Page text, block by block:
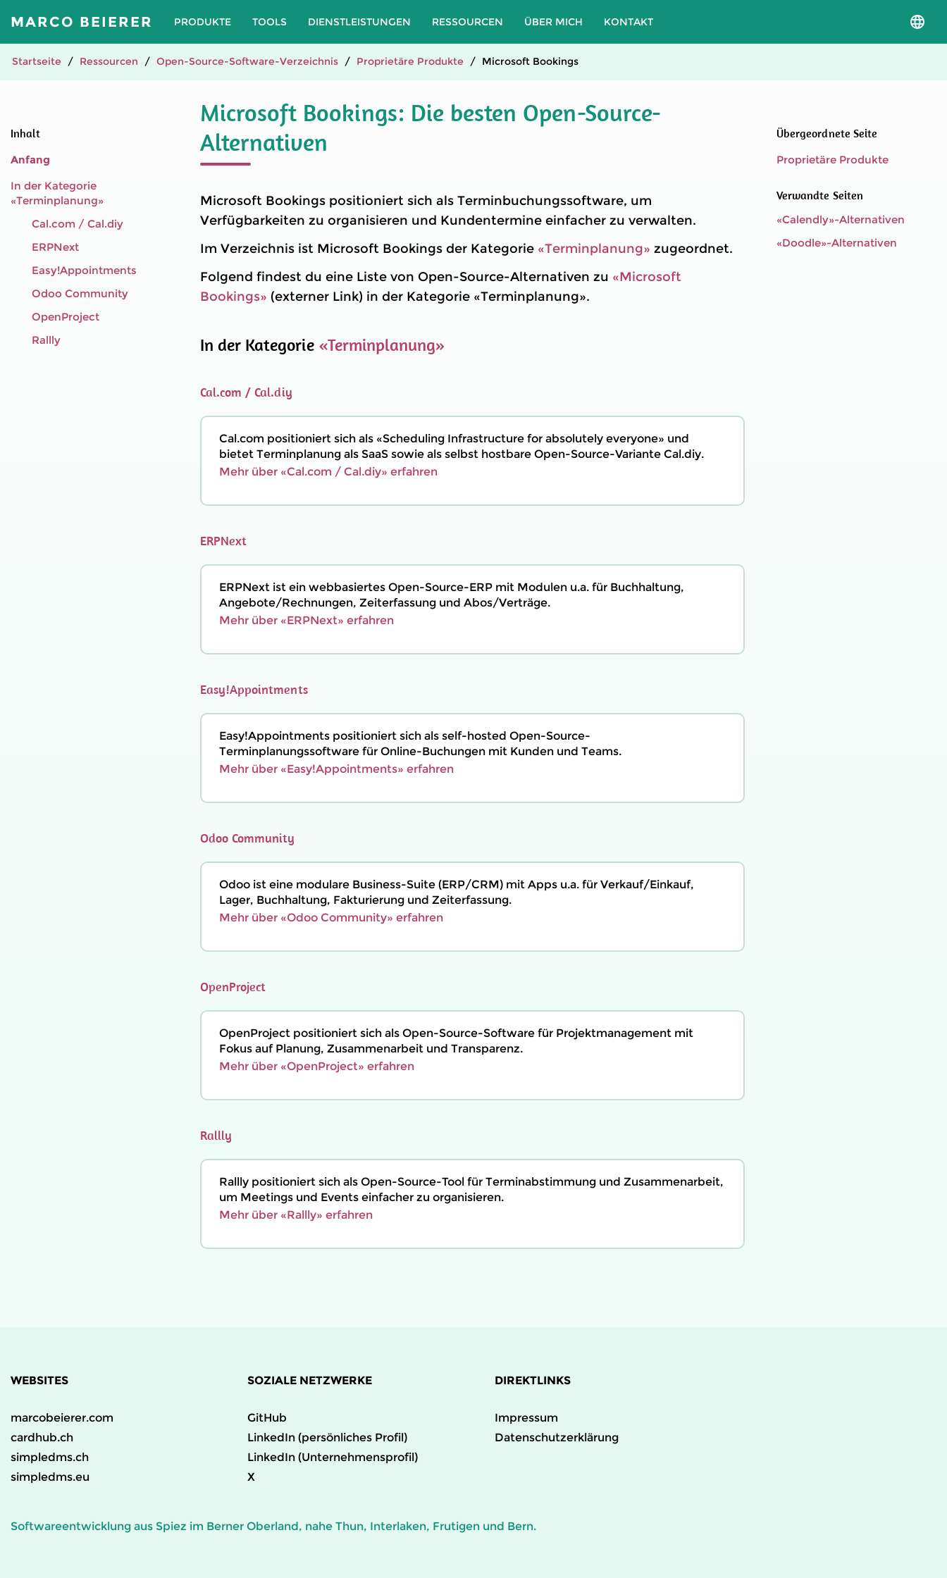
MARCO BEIERER PRODUKTE TOOLS DIENSTLEISTUNGEN RESSOURCEN ÜBER MICH KONTAKT
Startseite Ressourcen Open-Source-Software-Verzeichnis Proprietäre Produkte Microsoft Bookings
Inhalt
Anfang
In der Kategorie
«Terminplanung»
Cal.com / Cal.diy
ERPNext
Easy!Appointments
Odoo Community
OpenProject
Rallly
Microsoft Bookings: Die besten Open-Source-
Alternativen
Microsoft Bookings positioniert sich als Terminbuchungssoftware, um
Verfügbarkeiten zu organisieren und Kundentermine einfacher zu verwalten.
Im Verzeichnis ist Microsoft Bookings der Kategorie «Terminplanung» zugeordnet.
Folgend findest du eine Liste von Open-Source-Alternativen zu «Microsoft
Bookings» (externer Link) in der Kategorie «Terminplanung».
In der Kategorie «Terminplanung»
Cal.com / Cal.diy
Cal.com positioniert sich als «Scheduling Infrastructure for absolutely everyone» und
bietet Terminplanung als SaaS sowie als selbst hostbare Open-Source-Variante Cal.diy.
Mehr über «Cal.com / Cal.diy» erfahren
ERPNext
ERPNext ist ein webbasiertes Open-Source-ERP mit Modulen u.a. für Buchhaltung,
Angebote/Rechnungen, Zeiterfassung und Abos/Verträge.
Mehr über «ERPNext» erfahren
Easy!Appointments
Easy!Appointments positioniert sich als self-hosted Open-Source-
Terminplanungssoftware für Online-Buchungen mit Kunden und Teams.
Mehr über «Easy!Appointments» erfahren
Odoo Community
Odoo ist eine modulare Business-Suite (ERP/CRM) mit Apps u.a. für Verkauf/Einkauf,
Lager, Buchhaltung, Fakturierung und Zeiterfassung.
Mehr über «Odoo Community» erfahren
OpenProject
OpenProject positioniert sich als Open-Source-Software für Projektmanagement mit
Fokus auf Planung, Zusammenarbeit und Transparenz.
Mehr über «OpenProject» erfahren
Rallly
Rallly positioniert sich als Open-Source-Tool für Terminabstimmung und Zusammenarbeit,
um Meetings und Events einfacher zu organisieren.
Mehr über «Rallly» erfahren
Übergeordnete Seite
Proprietäre Produkte
Verwandte Seiten
«Calendly»-Alternativen
«Doodle»-Alternativen
WEBSITES
marcobeierer.com
cardhub.ch
simpledms.ch
simpledms.eu
SOZIALE NETZWERKE
GitHub
LinkedIn (persönliches Profil)
LinkedIn (Unternehmensprofil)
X
DIREKTLINKS
Impressum
Datenschutzerklärung
Softwareentwicklung aus Spiez im Berner Oberland, nahe Thun, Interlaken, Frutigen und Bern.